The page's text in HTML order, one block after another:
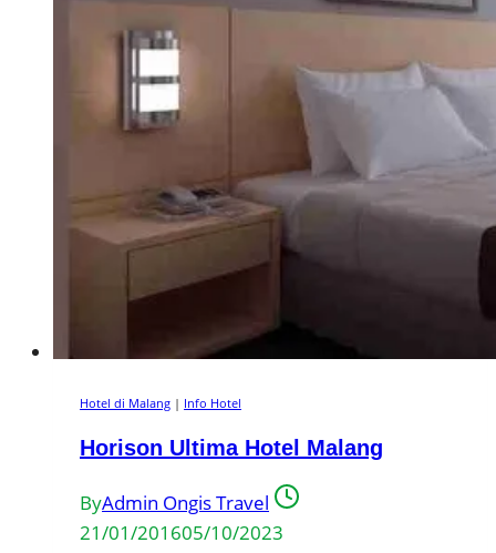
Hotel di Malang | Info Hotel
Horison Ultima Hotel Malang
ByAdmin Ongis Travel
21/01/201605/10/2023